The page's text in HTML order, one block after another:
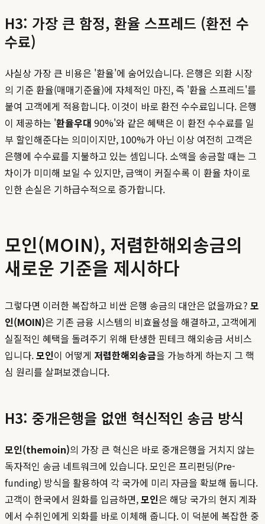
H3: 가장 큰 함정, 환율 스프레드 (환전 수
수료)
사실상 가장 큰 비용은 '환율'에 숨어있습니다. 은행은 외환 시장
의 기준 환율(매매기준율)에 자체적인 마진, 즉 '환율 스프레드'를
붙여 고객에게 적용합니다. 이것이 바로 환전 수수료입니다. 은행
이 제공하는 '환율우대 90%'와 같은 혜택은 이 환전 수수료를 일
부 할인해준다는 의미이지만, 100%가 아닌 이상 여전히 고객은
은행에 수수료를 지불하고 있는 셈입니다. 소액을 송금할 때는 그
차이가 미미해 보일 수 있지만, 금액이 커질수록 이 환율 차이로
인한 손실은 기하급수적으로 증가합니다.
모인(MOIN), 저렴한해외송금의
새로운 기준을 제시하다
그렇다면 이러한 복잡하고 비싼 은행 송금의 대안은 없을까요? 모
인(MOIN)은 기존 금융 시스템의 비효율성을 해결하고, 고객에게
실질적인 혜택을 돌려주기 위해 탄생한 핀테크 해외송금 서비스
입니다.모인이 어떻게 저렴한해외송금을 가능하게 하는지 그 핵
심 원리를 살펴보겠습니다.
H3: 중개은행을 없앤 혁신적인 송금 방식
모인(themoin)의 가장 큰 혁신은 바로 중개은행을 거치지 않는
독자적인 송금 네트워크에 있습니다. 모인은 프리펀딩(Pre-
funding) 방식을 활용하여 각 국가에 미리 자금을 확보해 둡니다.
고객이 한국에서 원화를 입금하면,모인은 해당 국가의 현지 계좌
에서 수취인에게 외화를 바로 이체해 줍니다. 이 덕분에 복잡한 중